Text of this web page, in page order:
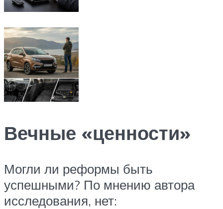
Вечные «ценности»
Могли ли реформы быть
успешными? По мнению автора
исследования, нет: